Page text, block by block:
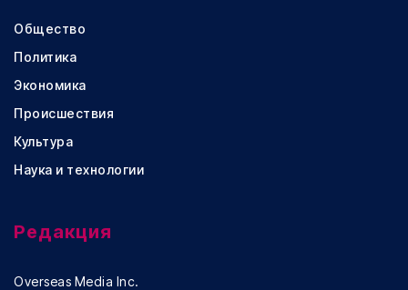
Общество
Политика
Экономика
Происшествия
Культура
Наука и технологии
Редакция
Overseas Media Inc.